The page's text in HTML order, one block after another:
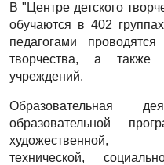
В "Центре детского
обучаются в 402
педагогами
творчества, а также
учреждений.
Образовательная
образовательной
художественной,
технической,